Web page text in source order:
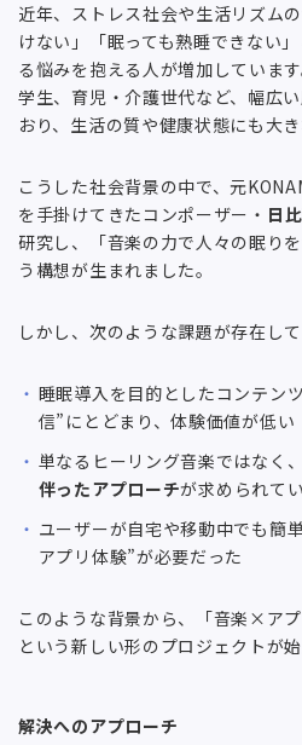
近年、ストレス社会や生活リズム
けない」「眠っても熟睡できない
る悩みを抱える人が増加していま
学生、育児・介護世代など、幅広
おり、生活の質や健康状態にも大
こうした社会背景の中で、元
を手掛けてきたコンポーザー・ 日
研究し、「音楽の力で人々の眠り
う構想が生まれました。
しかし、次のような課題が存在して
睡眠導入を目的としたコンテン
信”にとどまり、体験価値が低い
単なるヒーリング音楽ではなく
伴ったアプローチが求められて
ユーザーが自宅や移動中でも簡
アプリ体験”が必要だった
このような背景から、「音楽×アプ
という新しい形のプロジェクトが始
解決へのアプローチ